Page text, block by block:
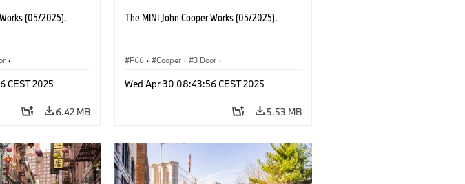
(05/2025).
·
CEST 2025
6.42 MB
The MINI John Cooper Works (05/2025).
F66 · Cooper · 3 Door ·
Wed Apr 30 08:43:56 CEST 2025
5.53 MB